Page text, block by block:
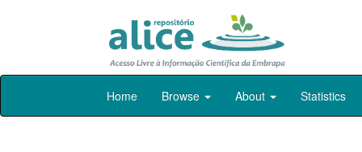
Skip
Home Browse About Statistics